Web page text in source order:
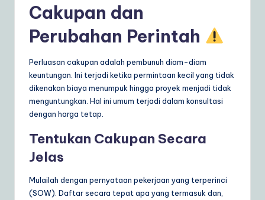
Cakupan dan
Perubahan Perintah
Perluasan cakupan adalah pembunuh diam-diam
keuntungan. Ini terjadi ketika permintaan kecil yang tidak
dikenakan biaya menumpuk hingga proyek menjadi tidak
menguntungkan. Hal ini umum terjadi dalam konsultasi
dengan harga tetap.
Tentukan Cakupan Secara
Jelas
Mulailah dengan pernyataan pekerjaan yang terperinci
(SOW). Daftar secara tepat apa yang termasuk dan,